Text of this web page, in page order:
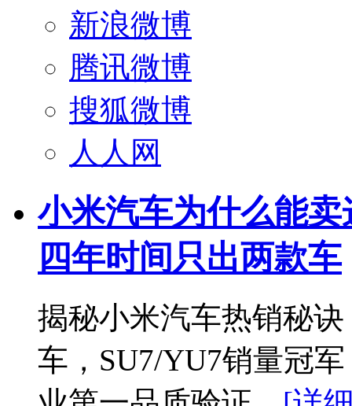
新浪微博
腾讯微博
搜狐微博
人人网
小米汽车为什么能
四年时间只出两款车
揭秘小米汽车热销秘
车，SU7/YU7销量冠